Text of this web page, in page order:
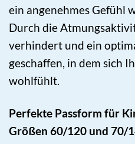
ein angenehmes Gefühl
Durch die
verhindert und ein
geschaffen, in dem sich
wohlfühlt.
Perfekte Passform für
Größen 60/120 und 70/